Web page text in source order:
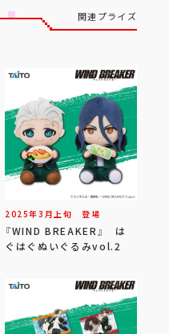
関連プライズ
2025年3 月 上旬 登場
『WIND BREAKER』 は
ぐはぐぬいぐるみvol.2